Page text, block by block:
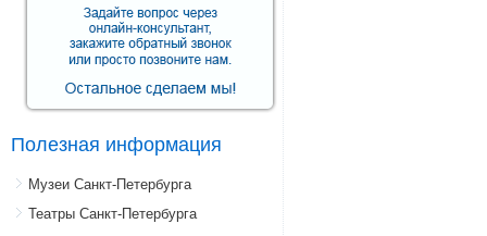
Полезная информация
Музеи Санкт-Петербурга
Театры Санкт-Петербурга